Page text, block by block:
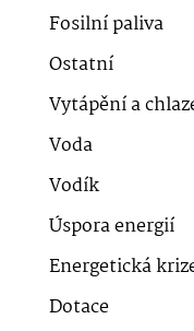
Fosilní paliva
Ostatní
Vytápění a
Voda
Vodík
Úspora energií
Energetická
Dotace